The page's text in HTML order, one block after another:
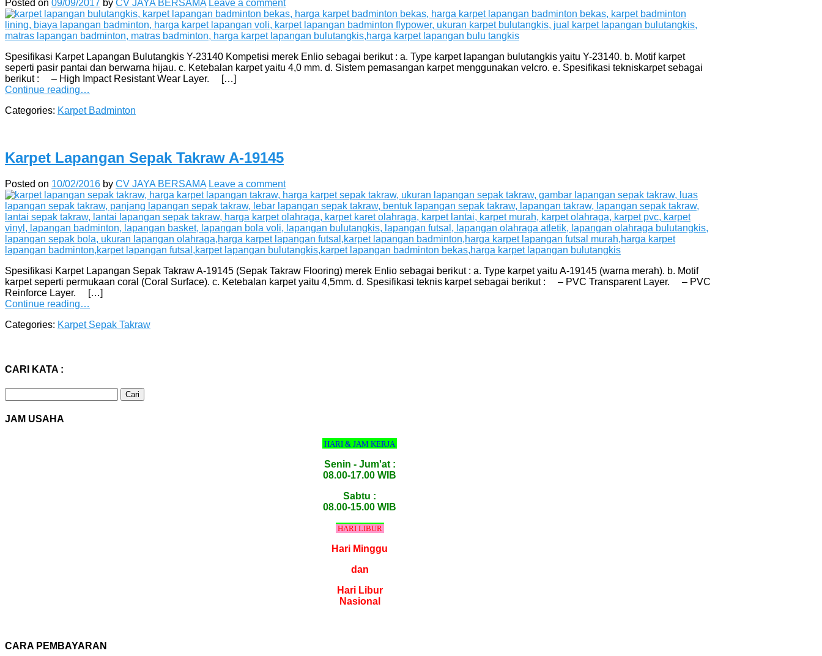
Posted on 09/09/2017 by CV JAYA BERSAMA Leave a comment
Spesifikasi Karpet Lapangan Bulutangkis Y-23140 Kompetisi merek Enlio sebagai berikut : a. Type karpet lapangan bulutangkis yaitu Y-23140. b. Motif karpet
seperti pasir pantai dan berwarna hijau. c. Ketebalan karpet yaitu 4,0 mm. d. Sistem pemasangan karpet menggunakan velcro. e. Spesifikasi tekniskarpet sebagai
berikut : – High Impact Resistant Wear Layer. […]
Continue reading…
Categories: Karpet Badminton
Karpet Lapangan Sepak Takraw A-19145
Posted on 10/02/2016 by CV JAYA BERSAMA Leave a comment
Spesifikasi Karpet Lapangan Sepak Takraw A-19145 (Sepak Takraw Flooring) merek Enlio sebagai berikut : a. Type karpet yaitu A-19145 (warna merah). b. Motif
karpet seperti permukaan coral (Coral Surface). c. Ketebalan karpet yaitu 4,5mm. d. Spesifikasi teknis karpet sebagai berikut : – PVC Transparent Layer. – PVC
Reinforce Layer. […]
Continue reading…
Categories: Karpet Sepak Takraw
CARI KATA :
untuk:
JAM USAHA
HARI & JAM KERJA
Senin - Jum'at :
08.00-17.00 WIB
Sabtu :
08.00-15.00 WIB
HARI LIBUR
Hari Minggu
dan
Hari Libur
Nasional
CARA PEMBAYARAN